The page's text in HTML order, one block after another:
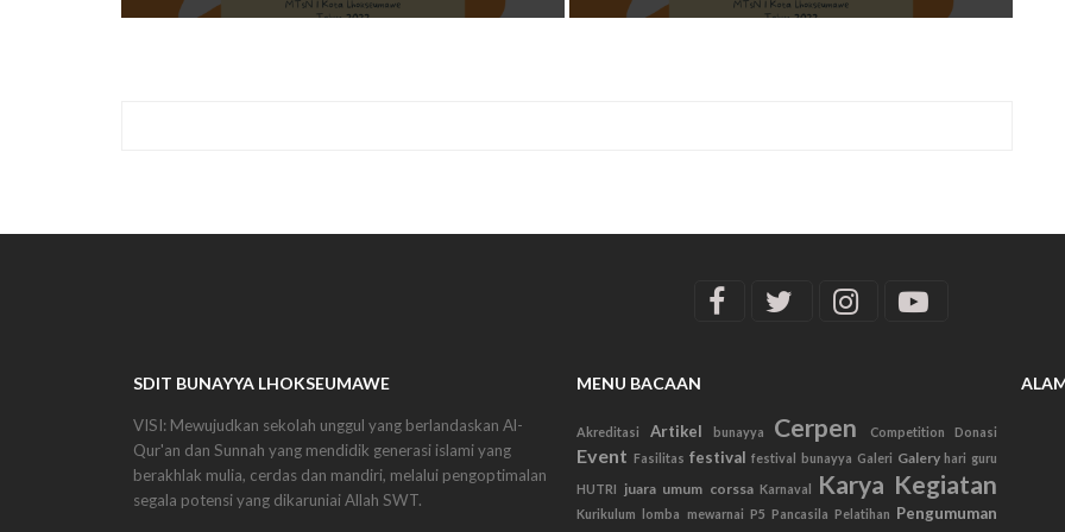
SDIT BUNAYYA LHOKSEUMAWE
VISI: Mewujudkan sekolah unggul yang berlandaskan Al-
Qur'an dan Sunnah yang mendidik generasi islami yang
berakhlak mulia, cerdas dan mandiri, melalui pengoptimalan
segala potensi yang dikaruniai Allah SWT.
MENU BACAAN
Akreditasi Artikel bunayya Cerpen Competition Donasi
Event Fasilitas festival festival bunayya Galeri Galery hari guru
HUTRI
juara umum corssa Karnaval Karya Kegiatan
Kurikulum lomba mewarnai P5 Pancasila Pelatihan Pengumuman